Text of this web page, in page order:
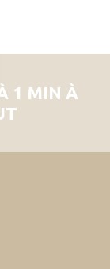
1 MIN À